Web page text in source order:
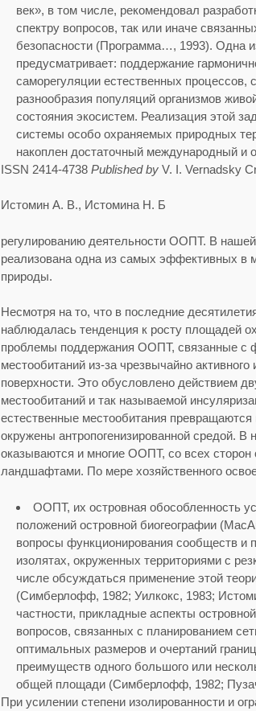
век», в том числе, рекомендовал
спектру вопросов, так или иначе
безопасности (Программа…, 1993). Одна
предусматривает: поддержание
саморегуляции естественных процессов,
разнообразия популяций организмов
состояния экосистем. Реализация этой
системы особо охраняемых природных
накоплен достаточный международный и
ISSN 2414-4738 Published byV. I. Vernadsky
Истомин А. В., Истомина Н. Б
регулированию деятельности ООПТ. В
реализована одна из самых эффективных в
природы.
Несмотря на то, что в последние
наблюдалась тенденция к росту площадей
проблемы поддержания ООПТ, связанные с
местообитаний из-за чрезвычайно
поверхности. Это обусловлено действием
местообитаний и так называемой
естественные местообитания превращаются
окружены антропогенизированной средой. В
оказываются и многие ООПТ, со всех
ландшафтами. По мере хозяйственного
ООПТ, их островная обособленность
положений островной биогеографии
вопросы функционирования сообществ и
изолятах, окруженных территориями с
числе обсуждаться применение этой
(Симберлофф, 1982; Уилкокс, 1983;
частности, прикладные аспекты
вопросов, связанных с планированием
оптимальных размеров и очертаний
преимуществ одного большого или
общей площади (Симберлофф, 1982;
При усилении степени изолированности и